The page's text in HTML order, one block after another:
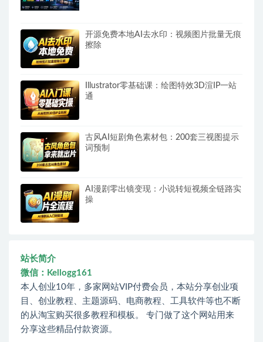
开源免费本地AI去水印：视频图片批量无痕
擦除
Illustrator零基础课：绘图特效3D渲IP一站
通
古风AI短剧角色素材包：200套三视图提示
词预制
AI漫剧零出镜变现：小说转短视频全链路实
操
站长简介
微信：Kellogg161
本人创业10年，多家网站VIP付费会员，本站分享创业项
目、创业教程、主题源码、电商教程、工具软件等也不断
的从淘宝购买很多教程和模板。 专门做了这个网站用来
分享这些精品付款资源。